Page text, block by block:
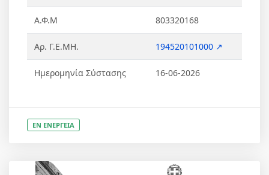
Α.Φ.Μ 803320168
Αρ. Γ.Ε.ΜΗ. 194520101000 ↗
Ημερομηνία Σύστασης 16-06-2026
ΕΝ ΕΝΕΡΓΕΙΑ